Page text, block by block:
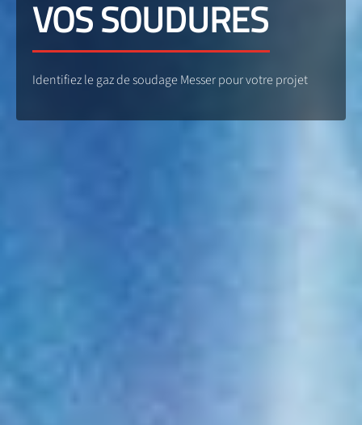
VOS SOUDURES
Identifiez le gaz de soudage Messer pour votre projet